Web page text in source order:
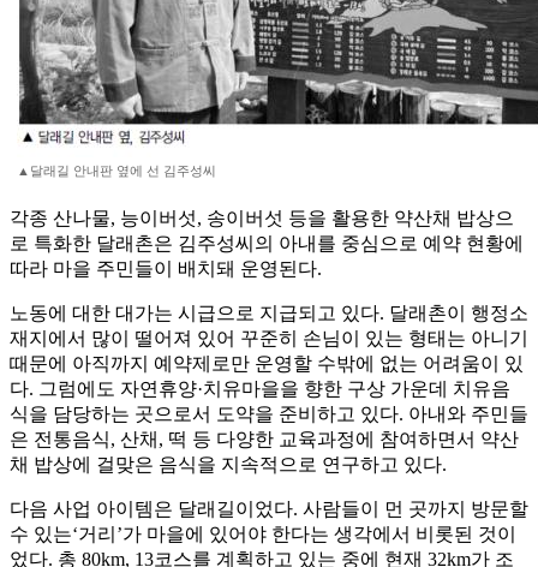
▲달래길 안내판 옆에 선 김주성씨
각종 산나물, 능이버섯, 송이버섯 등을 활용한 약산채 밥상으
로 특화한 달래촌은 김주성씨의 아내를 중심으로 예약 현황에
따라 마을 주민들이 배치돼 운영된다.
노동에 대한 대가는 시급으로 지급되고 있다. 달래촌이 행정소
재지에서 많이 떨어져 있어 꾸준히 손님이 있는 형태는 아니기
때문에 아직까지 예약제로만 운영할 수밖에 없는 어려움이 있
다. 그럼에도 자연휴양·치유마을을 향한 구상 가운데 치유음
식을 담당하는 곳으로서 도약을 준비하고 있다. 아내와 주민들
은 전통음식, 산채, 떡 등 다양한 교육과정에 참여하면서 약산
채 밥상에 걸맞은 음식을 지속적으로 연구하고 있다.
다음 사업 아이템은 달래길이었다. 사람들이 먼 곳까지 방문할
수 있는‘거리’가 마을에 있어야 한다는 생각에서 비롯된 것이
었다. 총 80km, 13코스를 계획하고 있는 중에 현재 32km가 조